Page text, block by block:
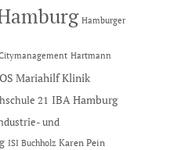
Hamburger
Hartmann
Mariahilf Klinik
21 IBA Hamburg
und
ISI Buchholz Karen Pein